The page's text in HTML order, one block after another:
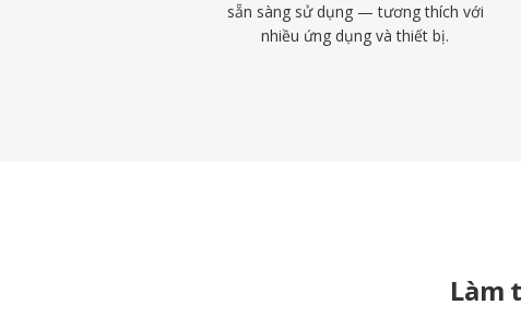
sẵn sàng sử dụng — tương thích với
nhiều ứng dụng và thiết bị.
Làm